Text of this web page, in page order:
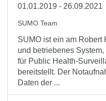
01.01.2019 - 26.09.2021
SUMO Team
SUMO ist ein am Robert
und betriebenes
für Public Health-
bereitstellt. Der
Daten der ...